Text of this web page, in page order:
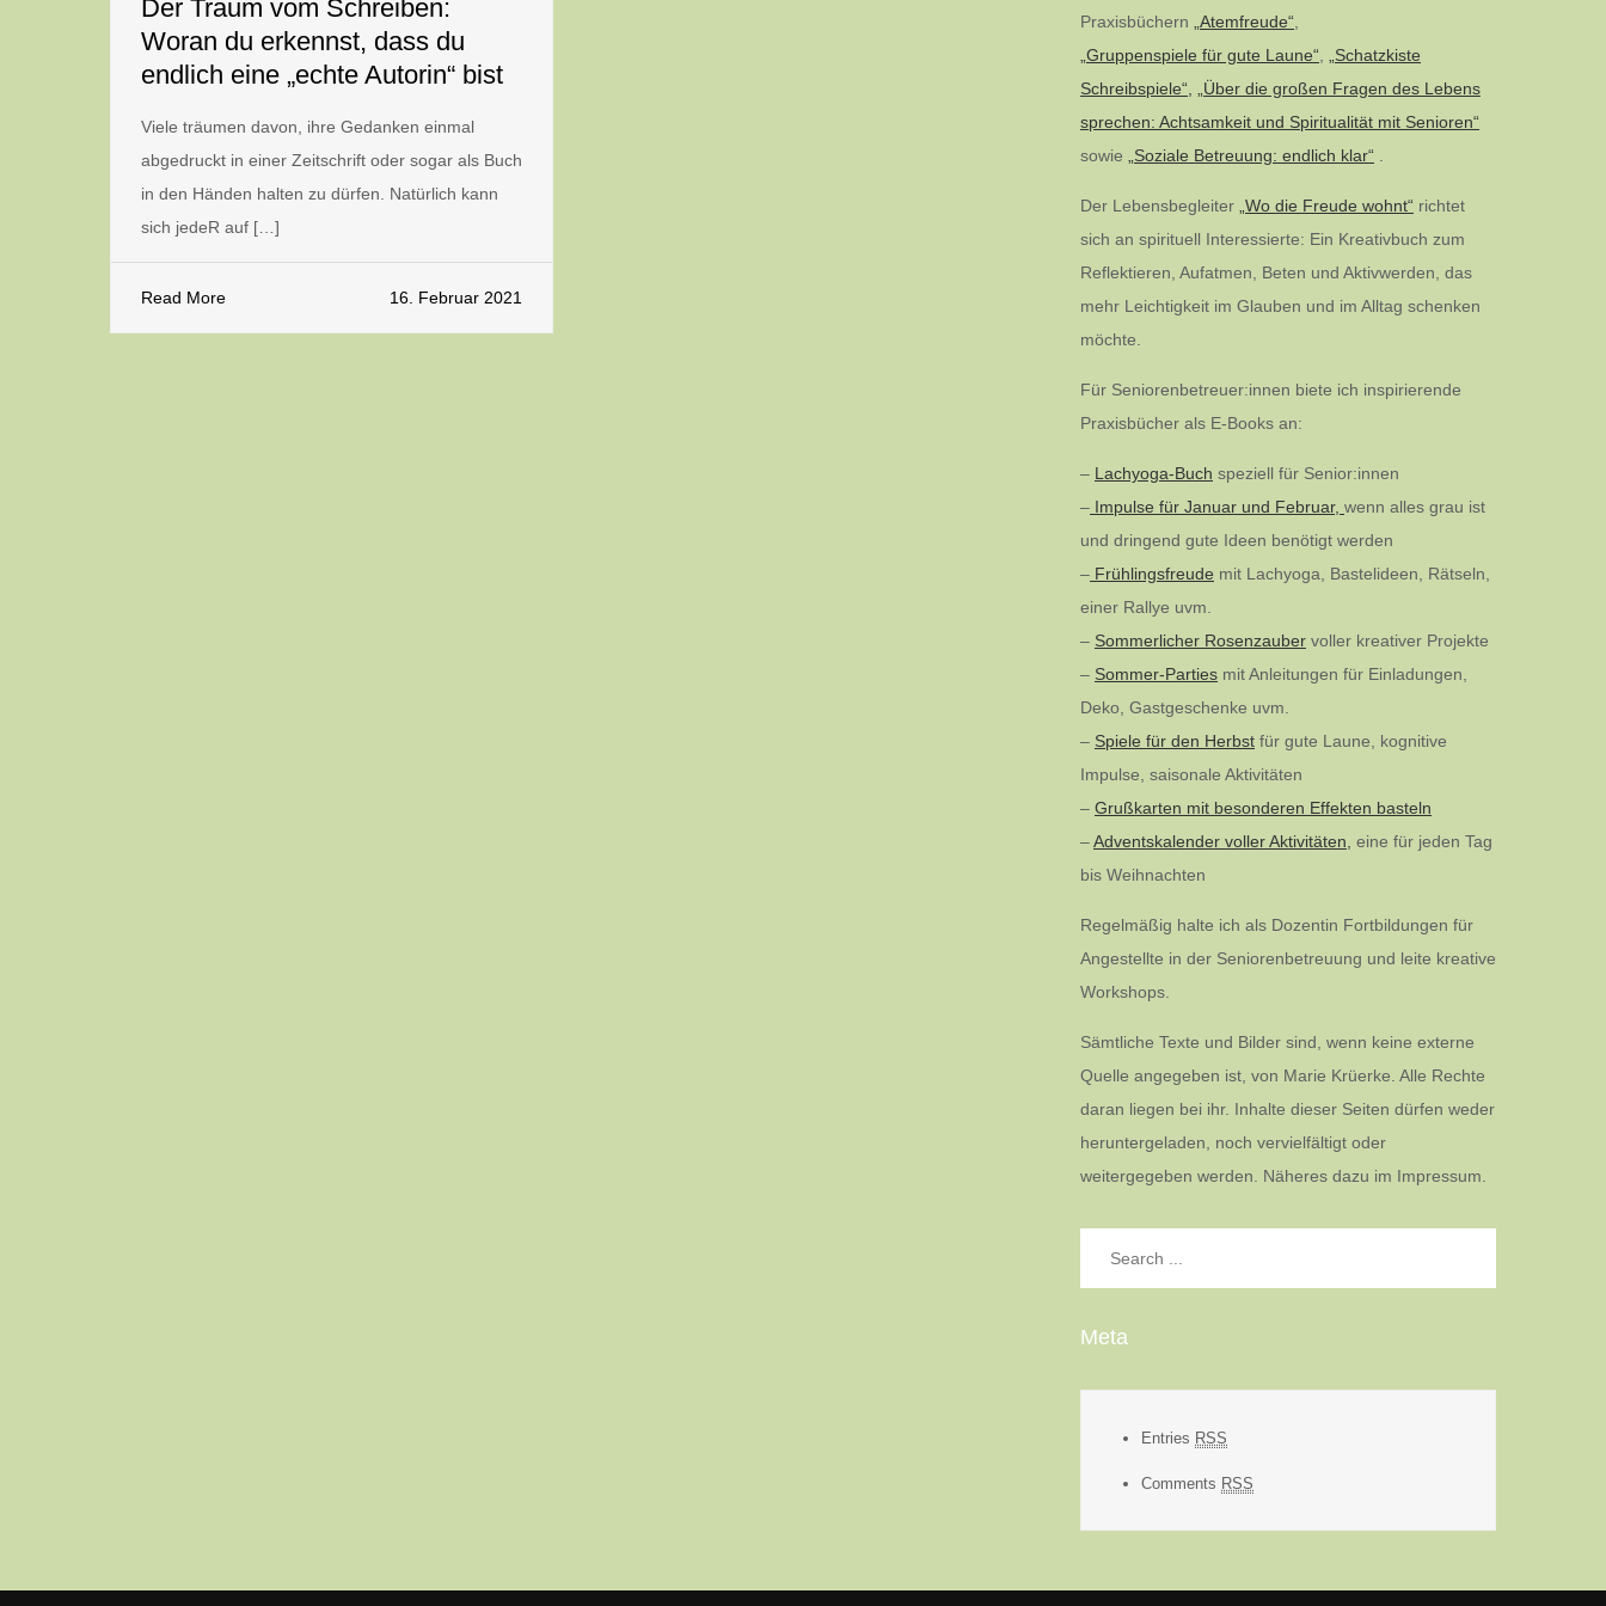
Der Traum vom Schreiben:
Woran du erkennst, dass du
endlich eine „echte Autorin“ bist
Viele träumen davon, ihre Gedanken einmal
abgedruckt in einer Zeitschrift oder sogar als Buch
in den Händen halten zu dürfen. Natürlich kann
sich jedeR auf […]
Read More 16. Februar 2021
Praxisbüchern
„Atemfreude“
„Gruppenspiele für gute Laune“
„Schatzkiste
Schreibspiele“,
„Über die großen Fragen des Lebens
sprechen: Achtsamkeit und Spiritualität mit Senioren“
sowie
„Soziale Betreuung: endlich klar“
Der Lebensbegleiter „Wo die Freude wohnt“ richtet
sich an spirituell Interessierte: Ein Kreativbuch zum
Reflektieren, Aufatmen, Beten und Aktivwerden, das
mehr Leichtigkeit im Glauben und im Alltag schenken
möchte.
Für Seniorenbetreuer:innen biete ich inspirierende
Praxisbücher als E-Books an:
– Lachyoga-Buch speziell für Senior:innen
– Impulse für Januar und Februar, wenn alles grau ist
und dringend gute Ideen benötigt werden
– Frühlingsfreude mit Lachyoga, Bastelideen, Rätseln,
einer Rallye uvm.
– Sommerlicher Rosenzauber voller kreativer Projekte
– Sommer-Parties mit Anleitungen für Einladungen,
Deko, Gastgeschenke uvm.
– Spiele für den Herbst für gute Laune, kognitive
Impulse, saisonale Aktivitäten
– Grußkarten mit besonderen Effekten basteln
–Adventskalender voller Aktivitäten, eine für jeden Tag
bis Weihnachten
Regelmäßig halte ich als Dozentin Fortbildungen für
Angestellte in der Seniorenbetreuung und leite kreative
Workshops.
Sämtliche Texte und Bilder sind, wenn keine externe
Quelle angegeben ist, von Marie Krüerke. Alle Rechte
daran liegen bei ihr. Inhalte dieser Seiten dürfen weder
heruntergeladen, noch vervielfältigt oder
weitergegeben werden. Näheres dazu im Impressum.
Meta
Entries RSS
Comments RSS